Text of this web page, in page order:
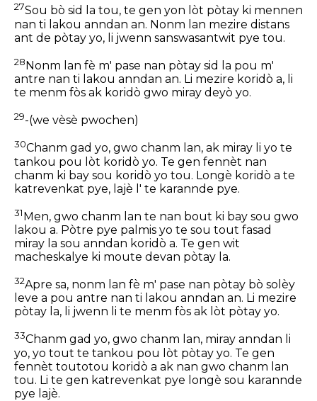
27Sou bò sid la tou, te gen yon lòt pòtay ki mennen
nan ti lakou anndan an. Nonm lan mezire distans
ant de pòtay yo, li jwenn sanswasantwit pye tou.
28Nonm lan fè m' pase nan pòtay sid la pou m'
antre nan ti lakou anndan an. Li mezire koridò a, li
te menm fòs ak koridò gwo miray deyò yo.
29-(we vèsè pwochen)
30Chanm gad yo, gwo chanm lan, ak miray li yo te
tankou pou lòt koridò yo. Te gen fennèt nan
chanm ki bay sou koridò yo tou. Longè koridò a te
katrevenkat pye, lajè l' te karannde pye.
31Men, gwo chanm lan te nan bout ki bay sou gwo
lakou a. Pòtre pye palmis yo te sou tout fasad
miray la sou anndan koridò a. Te gen wit
macheskalye ki moute devan pòtay la.
32Apre sa, nonm lan fè m' pase nan pòtay bò solèy
leve a pou antre nan ti lakou anndan an. Li mezire
pòtay la, li jwenn li te menm fòs ak lòt pòtay yo.
33Chanm gad yo, gwo chanm lan, miray anndan li
yo, yo tout te tankou pou lòt pòtay yo. Te gen
fennèt toutotou koridò a ak nan gwo chanm lan
tou. Li te gen katrevenkat pye longè sou karannde
pye lajè.